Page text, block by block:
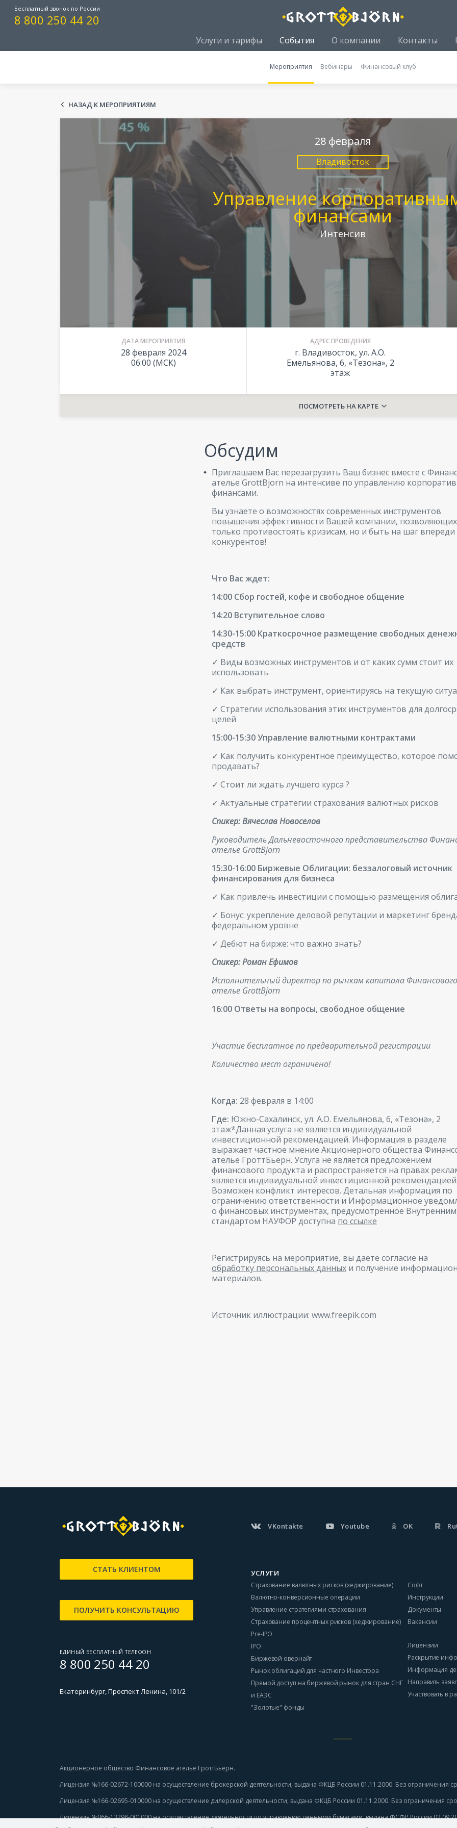
Бесплатный звонок по России
8 800 250 44 20
Услуги и тарифы События О компании Контакты
Мероприятия Вебинары Финансовый клуб
НАЗАД К МЕРОПРИЯТИЯМ
28 февраля
Владивосток
Управление
финансами
Интенсив
ДАТА МЕРОПРИЯТИЯ
28 февраля 2024
06:00 (МСК)
АДРЕС ПРОВЕДЕНИЯ
г. Владивосток, ул. А.О.
Емельянова, 6, «Тезона», 2
этаж
ПОСМОТРЕТЬ НА КАРТЕ
Обсудим
Приглашаем Вас перезагрузить Ваш бизнес вместе с
ателье GrottBjorn на интенсиве по управлению
финансами.
Вы узнаете о возможностях современных инструментов
повышения эффективности Вашей компании,
только противостоять кризисам, но и быть на шаг впереди
конкурентов!
Что Вас ждет:
14:00 Сбор гостей, кофе и свободное общение
14:20 Вступительное слово
14:30-15:00 Краткосрочное размещение свободных
средств
✓ Виды возможных инструментов и от каких сумм стоит их
использовать
✓ Как выбрать инструмент, ориентируясь на текущую
✓ Стратегии использования этих инструментов для
целей
15:00-15:30 Управление валютными контрактами
✓ Как получить конкурентное преимущество, которое
продавать?
✓ Стоит ли ждать лучшего курса ?
✓ Актуальные стратегии страхования валютных рисков
Спикер: Вячеслав Новоселов
Руководитель Дальневосточного представительства
ателье GrottBjorn
15:30-16:00 Биржевые Облигации: беззалоговый источник
финансирования для бизнеса
✓ Как привлечь инвестиции с помощью размещения
✓ Бонус: укрепление деловой репутации и маркетинг
федеральном уровне
✓ Дебют на бирже: что важно знать?
Спикер: Роман Ефимов
Исполнительный директор по рынкам капитала Финансового
ателье GrottBjorn
16:00 Ответы на вопросы, свободное общение
Участие бесплатное по предварительной регистрации
Количество мест ограничено!
Когда: 28 февраля в 14:00
Где: Южно-Сахалинск, ул. А.О. Емельянова, 6, «Тезона», 2
этаж*Данная услуга не является индивидуальной
инвестиционной рекомендацией. Информация в разделе
выражает частное мнение Акционерного общества
ателье ГроттБьерн. Услуга не является предложением
финансового продукта и распространяется на правах
является индивидуальной инвестиционной рекомендацией.
Возможен конфликт интересов. Детальная информация по
ограничению ответственности и Информационное
о финансовых инструментах, предусмотренное Внутренним
стандартом НАУФОР доступна по ссылке
Регистрируясь на мероприятие, вы даете согласие на
обработку персональных данных и получение
материалов.
Источник иллюстрации: www.freepik.com
СТАТЬ КЛИЕНТОМ
ПОЛУЧИТЬ КОНСУЛЬТАЦИЮ
ЕДИНЫЙ БЕСПЛАТНЫЙ ТЕЛЕФОН
8 800 250 44 20
Екатеринбург, Проспект Ленина, 101/2
VKontakte Youtube OK
УСЛУГИ
Страхование валютных рисков (хеджирование)
Валютно-конверсионные операции
Управление стратегиями страхования
Страхование процентных рисков (хеджирование)
Pre-IPO
IPO
Биржевой овернайт
Рынок облигаций для частного Инвестора
Прямой доступ на биржевой рынок для стран СНГ
и ЕАЭС
"Золотые" фонды
Софт
Инструкции
Документы
Вакансии
Лицензии
Раскрытие
Информация
Направить
Участвовать в
Акционерное общество Финансовое ателье ГроттБьерн.
Лицензия №166-02672-100000 на осуществление брокерской деятельности, выдана ФКЦБ России 01.11.2000. Без ограничения
Лицензия №166-02695-010000 на осуществление дилерской деятельности, выдана ФКЦБ России 01.11.2000. Без ограничения
Лицензия №066-13298-001000 на осуществление деятельности по управлению ценными бумагами, выдана ФСФР России